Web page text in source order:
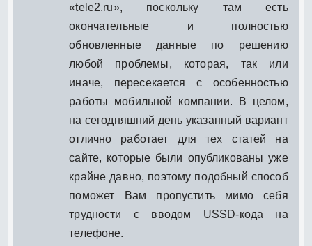
«tele2.ru», поскольку там есть
окончательные и полностью
обновленные данные по решению
любой проблемы, которая, так или
иначе, пересекается с особенностью
работы мобильной компании. В целом,
на сегодняшний день указанный вариант
отлично работает для тех статей на
сайте, которые были опубликованы уже
крайне давно, поэтому подобный способ
поможет Вам пропустить мимо себя
трудности с вводом USSD-кода на
телефоне.